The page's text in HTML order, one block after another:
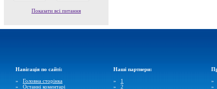
Показати всі питання
Навігація по сайті:
» Головна сторінка
» Останні коментарі
Наші партнери:
» 1
» 2
»
»